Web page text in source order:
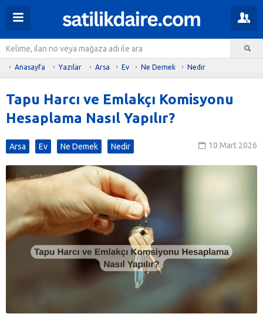
Anasayfa Yazılar Arsa Ev Ne Demek Nedir
Tapu Harcı ve Emlakçı Komisyonu
Hesaplama Nasıl Yapılır?
10 Mart 2026
Arsa Ev Ne Demek Nedir